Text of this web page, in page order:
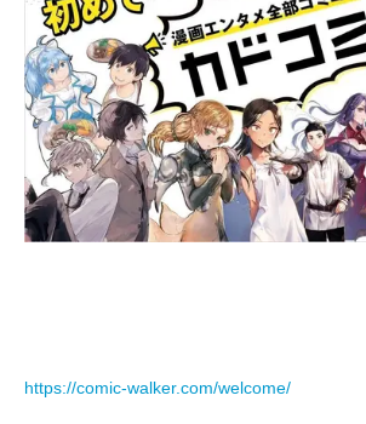
https://comic-walker.com/welcome/